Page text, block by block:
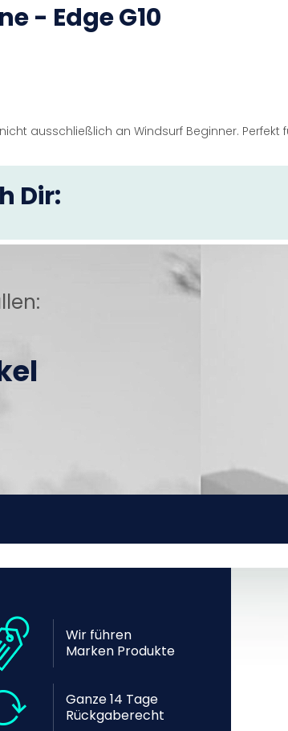
- Edge G10
ausschließlich an Windsurf Beginner.
Dir:
Wir führen
Marken Produkte
Ganze 14 Tage
Rückgaberecht